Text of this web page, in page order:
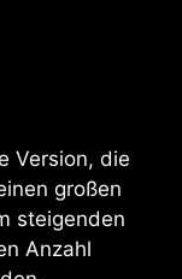
Version, die
großen
steigenden
Anzahl
liefert
die für AI-